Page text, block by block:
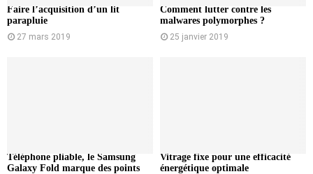
Faire l’acquisition d’un lit
parapluie
27 mars 2019
Comment lutter contre les
malwares polymorphes ?
25 janvier 2019
Téléphone pliable, le Samsung
Galaxy Fold marque des points
Vitrage fixe pour une efficacité
énergétique optimale